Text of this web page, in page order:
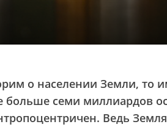
о населении Земли, то
больше семи миллиардов
Ведь